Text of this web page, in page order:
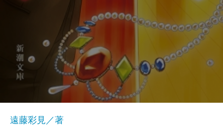
遠藤彩見／著